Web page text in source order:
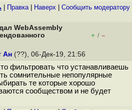
Правка| Наверх Cообщить модератору
WebAssembly
+ / –
Ан (??), 06-Дек-19, 21:56
фильтровать что устанавливаешь
сомнительные непопулярные
те которые хорошо
сообществом и не будет